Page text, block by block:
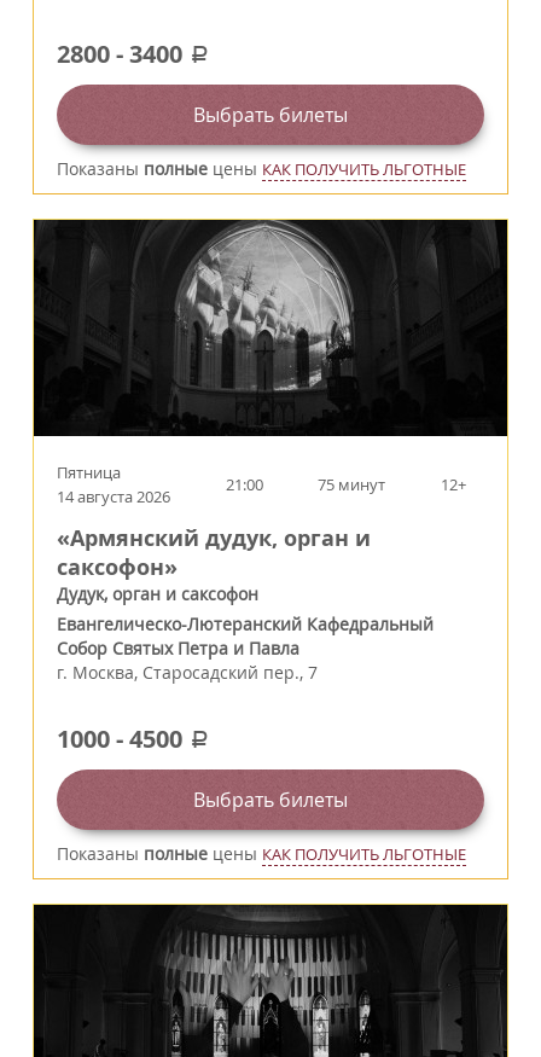
2800-3400 a
Выбрать билеты
Показаны полные цены КАК ПОЛУЧИТЬ ЛЬГОТНЫЕ
Пятница
14 августа 2026
21:00 75 минут 12+
«Армянский дудук, орган и
саксофон»
Дудук, орган и саксофон
Евангелическо-Лютеранский Кафедральный
Собор Святых Петра и Павла
г. Москва, Старосадский пер., 7
1000-4500 a
Выбрать билеты
Показаны полные цены КАК ПОЛУЧИТЬ ЛЬГОТНЫЕ